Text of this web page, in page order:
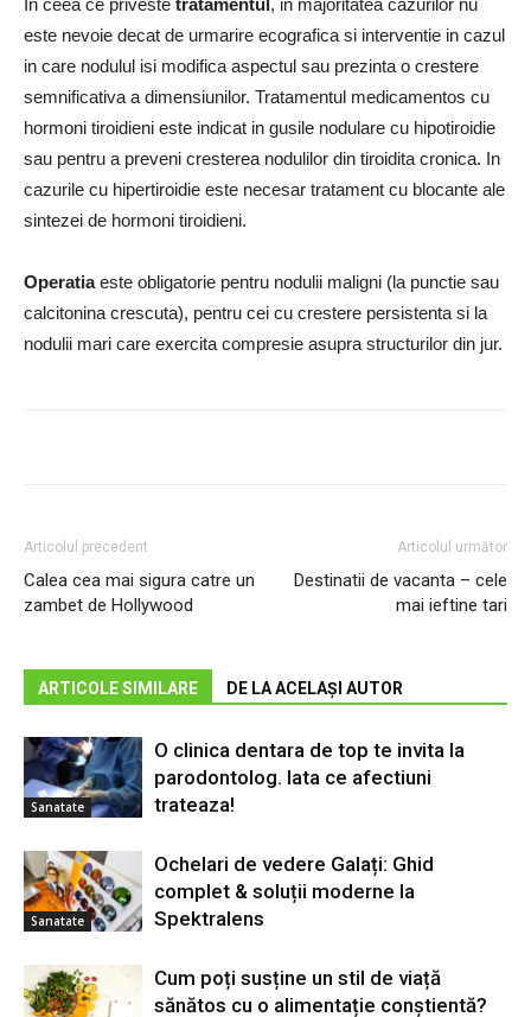
este nevoie decat de urmarire ecografica si interventie in cazul
in care nodulul isi modifica aspectul sau prezinta o crestere
semnificativa a dimensiunilor. Tratamentul medicamentos cu
hormoni tiroidieni este indicat in gusile nodulare cu hipotiroidie
sau pentru a preveni cresterea nodulilor din tiroidita cronica. In
cazurile cu hipertiroidie este necesar tratament cu blocante ale
sintezei de hormoni tiroidieni.
Operatiaeste obligatorie pentru nodulii maligni (la punctie sau
calcitonina crescuta), pentru cei cu crestere persistenta si la
nodulii mari care exercita compresie asupra structurilor din jur.
Articolul precedent
Calea cea mai sigura catre un
zambet de Hollywood
Articolul următor
Destinatii de vacanta – cele
mai ieftine tari
ARTICOLE SIMILARE DE LA ACELAȘI AUTOR
Sanatate
O clinica dentara de top te invita la
parodontolog. Iata ce afectiuni
trateaza!
Sanatate
Ochelari de vedere Galați: Ghid
complet & soluții moderne la
Spektralens
Cum poți susține un stil de viață
sănătos cu o alimentație conștientă?